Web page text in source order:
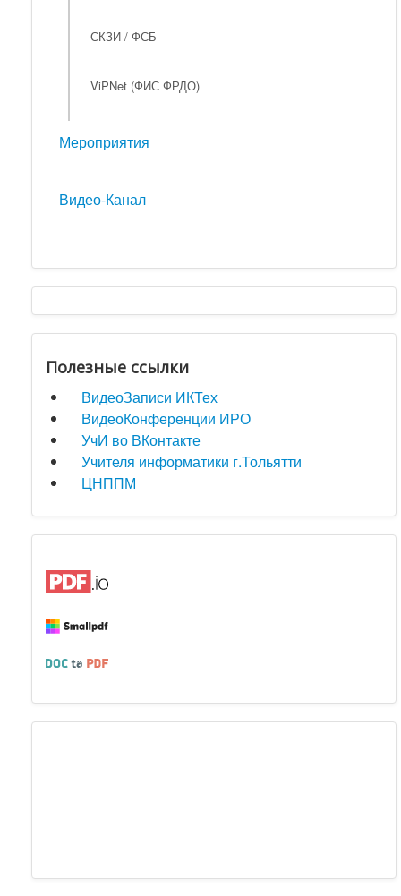
СКЗИ / ФСБ
ViPNet (ФИС ФРДО)
Мероприятия
Видео-Канал
Полезные ссылки
ВидеоЗаписи ИКТех
ВидеоКонференции ИРО
УчИ во ВКонтакте
Учителя информатики г.Тольятти
ЦНППМ